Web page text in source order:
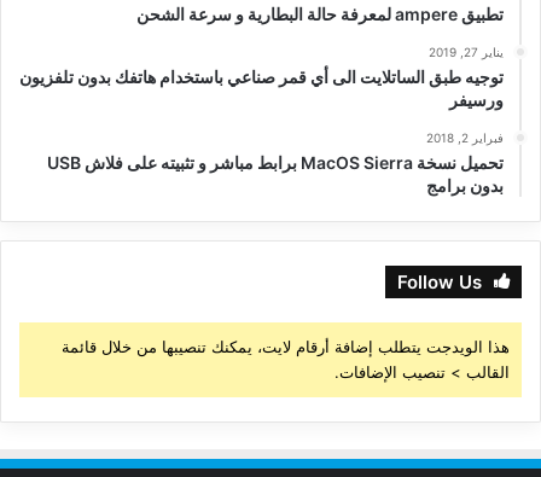
تطبيق ampere لمعرفة حالة البطارية و سرعة الشحن
يناير 27, 2019
توجيه طبق الساتلايت الى أي قمر صناعي باستخدام هاتفك بدون تلفزيون
ورسيفر
فبراير 2, 2018
تحميل نسخة MacOS Sierra برابط مباشر و تثبيته على فلاش USB
بدون برامج
Follow Us
هذا الويدجت يتطلب إضافة أرقام لايت، يمكنك تنصيبها من خلال قائمة
القالب > تنصيب الإضافات.